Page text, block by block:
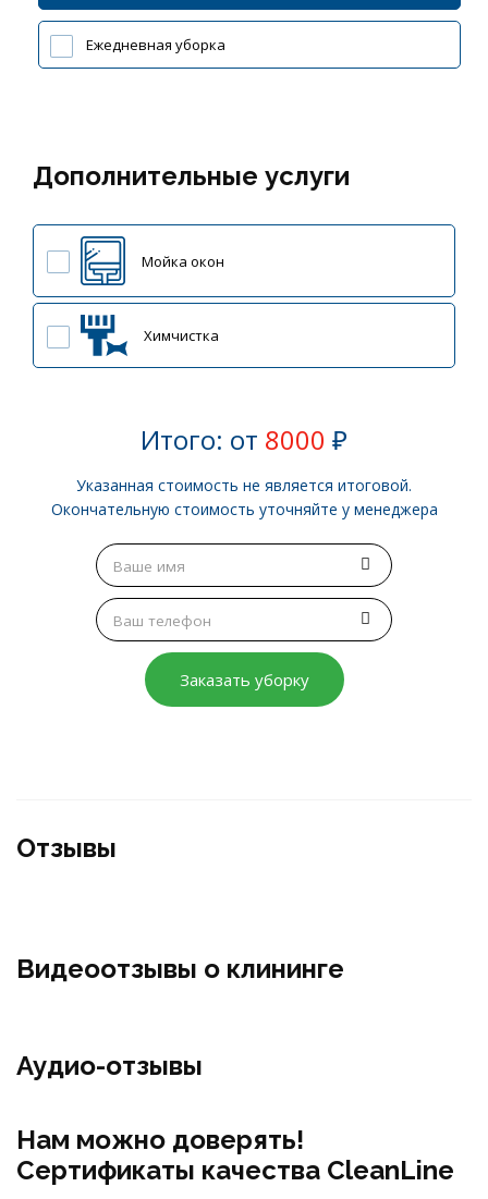
Ежедневная уборка
Дополнительные услуги
Мойка окон
Химчистка
Итого: от 8000 ₽
Указанная стоимость не является итоговой.
Окончательную стоимость уточняйте у менеджера
Заказать уборку
Отзывы
Видеоотзывы о клининге
Аудио-отзывы
Нам можно доверять!
Сертификаты качества CleanLine